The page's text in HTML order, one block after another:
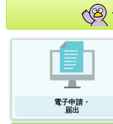
電子申請・
届出